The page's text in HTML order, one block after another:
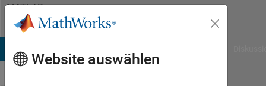
Weiter zum Inhalt
MATLAB
Answers
Website auswählen